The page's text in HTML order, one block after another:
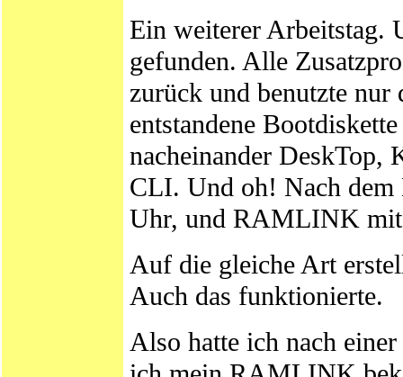
Ein weiterer Arbeitstag.
gefunden. Alle
zurück und benutzte nur
entstandene
nacheinander
CLI. Und oh! Nach
Uhr, und RAMLINK mit
Auf die gleiche Art
Auch das funktionierte.
Also hatte ich nach